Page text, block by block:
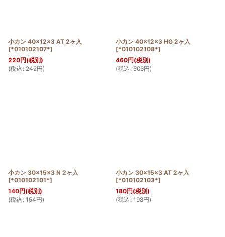
小カン 40×12×3 AT 2ヶ入
[*010102107*]
220円(税別)
(税込 : 242円)
小カン 40×12×3 HG 2ヶ入
[*010102108*]
460円(税別)
(税込 : 506円)
小カン 30×15×3 N 2ヶ入
[*010102101*]
140円(税別)
(税込 : 154円)
小カン 30×15×3 AT 2ヶ入
[*010102103*]
180円(税別)
(税込 : 198円)